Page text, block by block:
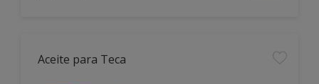
Aceite para Teca